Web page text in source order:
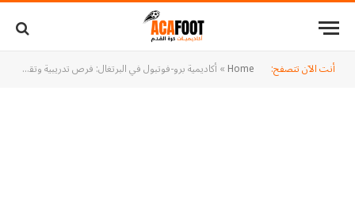
أنت الآن تتصفح: Home
» أكاديمية برو-فوتبول في البرتغال: فرص تدريبية وتقييم مهارات للاعبين الطموحين